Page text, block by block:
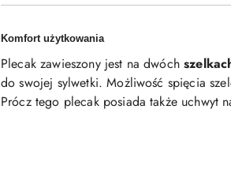
Komfort użytkowania
Plecak zawieszony jest na dwóch
do swojej sylwetki. Możliwość spięcia
Prócz tego plecak posiada także uchwyt